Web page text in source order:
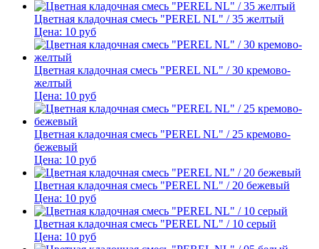
Цветная кладочная смесь "PEREL NL" / 35 желтый
Цена: 10 руб
Цветная кладочная смесь "PEREL NL" / 30 кремово-
желтый
Цена: 10 руб
Цветная кладочная смесь "PEREL NL" / 25 кремово-
бежевый
Цена: 10 руб
Цветная кладочная смесь "PEREL NL" / 20 бежевый
Цена: 10 руб
Цветная кладочная смесь "PEREL NL" / 10 серый
Цена: 10 руб